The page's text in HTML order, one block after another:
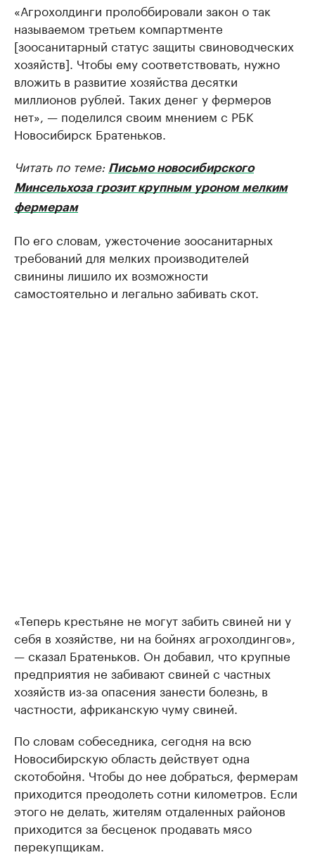
«Агрохолдинги пролоббировали закон о так
называемом третьем компартменте
[зоосанитарный статус защиты свиноводческих
хозяйств]. Чтобы ему соответствовать, нужно
вложить в развитие хозяйства десятки
миллионов рублей. Таких денег у фермеров
нет», — поделился своим мнением с РБК
Новосибирск Братеньков.
Читать по теме: Письмо новосибирского
Минсельхоза грозит крупным уроном мелким
фермерам
По его словам, ужесточение зоосанитарных
требований для мелких производителей
свинины лишило их возможности
самостоятельно и легально забивать скот.
«Теперь крестьяне не могут забить свиней ни у
себя в хозяйстве, ни на бойнях агрохолдингов»,
— сказал Братеньков. Он добавил, что крупные
предприятия не забивают свиней с частных
хозяйств из-за опасения занести болезнь, в
частности, африканскую чуму свиней.
По словам собеседника, сегодня на всю
Новосибирскую область действует одна
скотобойня. Чтобы до нее добраться, фермерам
приходится преодолеть сотни километров. Если
этого не делать, жителям отдаленных районов
приходится за бесценок продавать мясо
перекупщикам.